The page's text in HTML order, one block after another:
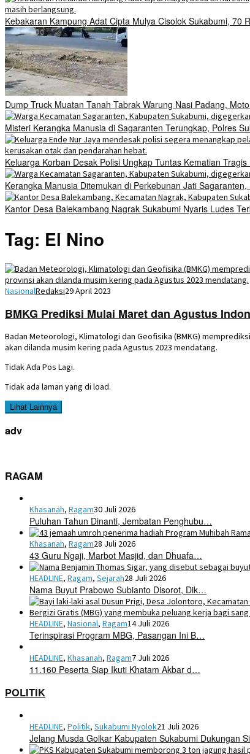
Kebakaran Kampung Adat Cipta Mulya Cisolok Sukabumi, 70
Dump Truck Muatan Tanah Tabrak Warung Nasi Padang,
Misteri Kerangka Manusia di Sagaranten Terungkap, Polres
Keluarga Korban Desak Polisi Ungkap Tuntas Kematian
Kerangka Manusia Ditemukan di Perkebunan Jati
Kantor Desa Balekambang Nagrak Sukabumi Nyaris Ludes
Tag: El Nino
NasionalRedaksi29 April 2023
BMKG Prediksi Mulai Maret dan Agustus
Badan Meteorologi, Klimatologi dan Geofisika (BMKG)
akan dilanda musim kering pada Agustus 2023 mendatang.
Tidak Ada Pos Lagi.
Tidak ada laman yang di load.
Lihat Lainnya
adv
RAGAM
Khasanah, Ragam30 Juli 2026
Puluhan Tahun Dinanti, Jembatan Penghubu…
Khasanah, Ragam28 Juli 2026
43 Guru Ngaji, Marbot Masjid, dan Dhuafa…
HEADLINE, Ragam, Sejarah28 Juli 2026
Nama Buyut Prabowo Subianto Disorot, Dik…
HEADLINE, Nasional, Ragam14 Juli 2026
Terinspirasi Program MBG, Pasangan Ini B…
HEADLINE, Khasanah, Ragam7 Juli 2026
11.160 Peserta Siap Ikuti Khatam Akbar d…
POLITIK
HEADLINE, Politik, Sukabumi Nyolok21 Juli 2026
Jelang Musda Golkar Kabupaten Sukabumi Dukungan